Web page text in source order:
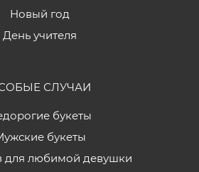
Новый год
День учителя
СЛУЧАИ
букеты
букеты
для любимой девушки